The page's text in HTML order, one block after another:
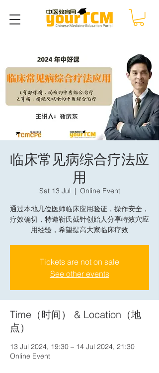
临床常见病综合疗法应
用
Sat 13 Jul
  |
Online Event
通过本地几位医师临床应用验证，操作安全，
疗效确切，特邀靳氏截针创始人分享特效穴应
用经验，希望提高大家临床疗效
Tickets are not on sale
See other events
Time（时间） & Location（地
点）
13 Jul 2024, 19:30 – 14 Jul 2024, 21:30
Online Event